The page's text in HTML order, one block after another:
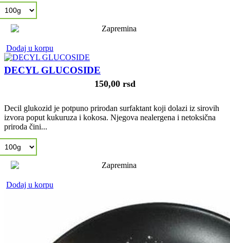
Dodaj u korpu
DECYL GLUCOSIDE
150,00 rsd
Decil glukozid je potpuno prirodan surfaktant koji dolazi iz sirovih
izvora poput kukuruza i kokosa. Njegova nealergena i netoksična
priroda čini...
Dodaj u korpu